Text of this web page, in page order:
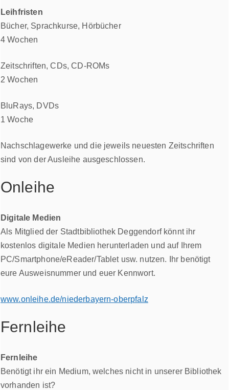
Leihfristen
Bücher, Sprachkurse, Hörbücher
4 Wochen
Zeitschriften, CDs, CD-ROMs
2 Wochen
BluRays, DVDs
1 Woche
Nachschlagewerke und die jeweils neuesten Zeitschriften
sind von der Ausleihe ausgeschlossen.
Onleihe
Digitale Medien
Als Mitglied der Stadtbibliothek Deggendorf könnt ihr
kostenlos digitale Medien herunterladen und auf Ihrem
PC/Smartphone/eReader/Tablet usw. nutzen. Ihr benötigt
eure Ausweisnummer und euer Kennwort.
www.onleihe.de/niederbayern-oberpfalz
Fernleihe
Fernleihe
Benötigt ihr ein Medium, welches nicht in unserer Bibliothek
vorhanden ist?